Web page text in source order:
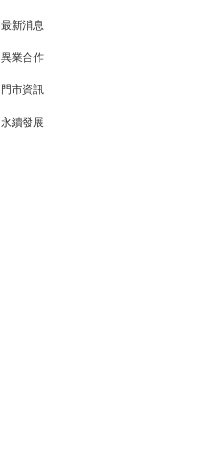
最新消息
異業合作
門市資訊
永續發展